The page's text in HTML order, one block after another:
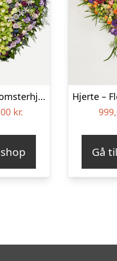
Stående blomsterhjerte – Et eksklusivt farvel
kr.
Gå